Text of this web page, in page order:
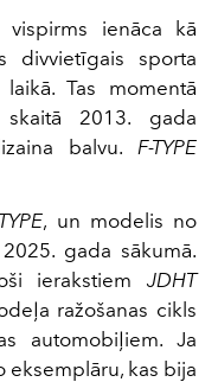
ienāca kā
divvietīgais sporta
Tas momentā
2013. gada
balvu. F-TYPE
, un modelis no
gada sākumā.
ierakstiemJDHT
ražošanas cikls
automobiļiem. Ja
eksemplāru, kas bija